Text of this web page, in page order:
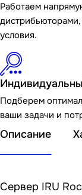
Работаем
дистрибьюторами,
условия.
Подберем
ваши задачи и
Описание
Сервер IRU